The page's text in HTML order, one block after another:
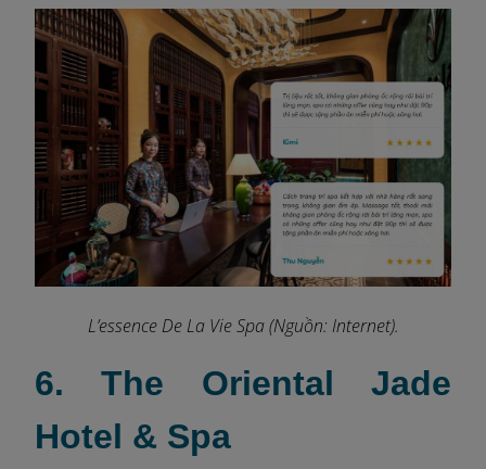
L’essence De La Vie Spa (Nguồn: Internet).
6. The Oriental Jade
Hotel & Spa